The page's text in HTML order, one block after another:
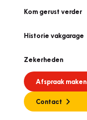
Kom gerust verder
Historie vakgarage
Zekerheden
Afspraak maken
Contact